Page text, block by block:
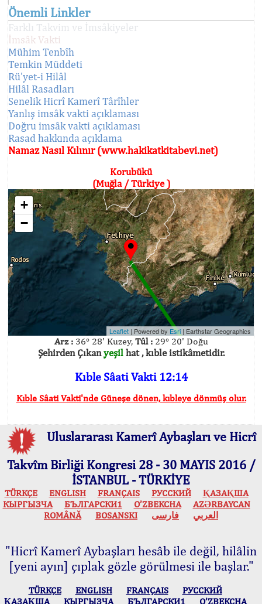
Önemli Linkler
Farklı Takvim ve İmsâkiyeler
İmsâk Vakti
Mühim Tenbîh
Temkin Müddeti
Rü'yet-i Hilâl
Hilâl Rasadları
Senelik Hicrî Kamerî Târîhler
Yanlış imsâk vakti açıklaması
Doğru imsâk vakti açıklaması
Rasad hakkında açıklama
Namaz Nasıl Kılınır (www.hakikatkitabevi.net)
Korubükü
(Muğla / Türkiye )
+
−
Leaflet | Powered by Esri | Earthstar Geographics
Arz :36° 28' Kuzey, Tûl :29° 20' Doğu
Şehirden Çıkanyeşilhat , kıble istikâmetidir.
Kıble Sâati Vakti 12:14
Kıble Sâati Vakti'nde Güneşe dönen, kıbleye dönmüş olur.
Uluslararası Kamerî Aybaşları ve Hicrî
Takvîm Birliği Kongresi 28 - 30 MAYIS 2016 /
İSTANBUL - TÜRKİYE
TÜRKÇE ENGLISH FRANÇAIS РУССКИЙ
ҚАЗАҚША
КЫPГЫЗЧA
БЪЛГАРСКИ1 O’ZBEKCHA
AZӘRBAYCAN
ROMÂNĂ
BOSANSKI العربي فارسی
"Hicrî Kamerî Aybaşları hesâb ile değil, hilâlin
[yeni ayın] çıplak gözle görülmesi ile başlar."
TÜRKÇE ENGLISH FRANÇAIS
РУССКИЙ
ҚАЗАҚША
КЫPГЫЗЧA БЪЛГАРСКИ1 O’ZBEKCHA